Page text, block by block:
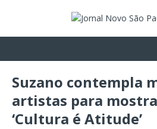
Suzano contempla
artistas para
‘Cultura é Atitude’